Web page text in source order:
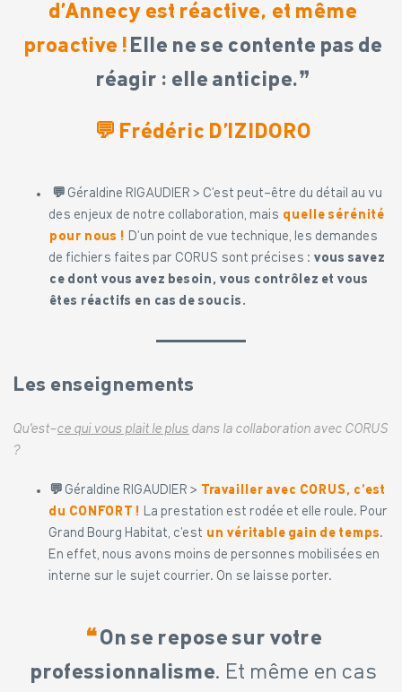
d’Annecy est réactive, et même
proactive ! Elle ne se contente pas de
réagir : elle anticipe.❞
💬 Frédéric D’IZIDORO
💬 Géraldine RIGAUDIER > C’est peut-être du détail au vu
des enjeux de notre collaboration, mais quelle sérénité
pour nous ! D’un point de vue technique, les demandes
de fichiers faites par CORUS sont précises : vous savez
ce dont vous avez besoin, vous contrôlez et vous
êtes réactifs en cas de soucis.
Les enseignements
Qu’est-ce qui vous plait le plus dans la collaboration avec CORUS
?
💬 Géraldine RIGAUDIER > Travailler avec CORUS, c’est
du CONFORT ! La prestation est rodée et elle roule. Pour
Grand Bourg Habitat, c’est un véritable gain de temps.
En effet, nous avons moins de personnes mobilisées en
interne sur le sujet courrier. On se laisse porter.
❝On se repose sur votre
professionnalisme. Et même en cas